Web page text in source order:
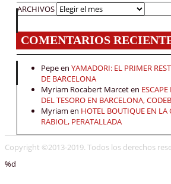
ARCHIVOS
COMENTARIOS
Pepeen YAMADORI: EL PRIMER
DE BARCELONA
Myriam Rocabert Marceten
DEL TESORO EN BARCELONA,
Myriam en HOTEL BOUTIQUE EN LA
RABIOL, PERATALLADA
Copyright ©2013-2019. Todos los derechos
%d